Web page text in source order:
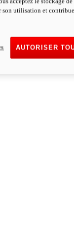
utilisation et
AUTORISER